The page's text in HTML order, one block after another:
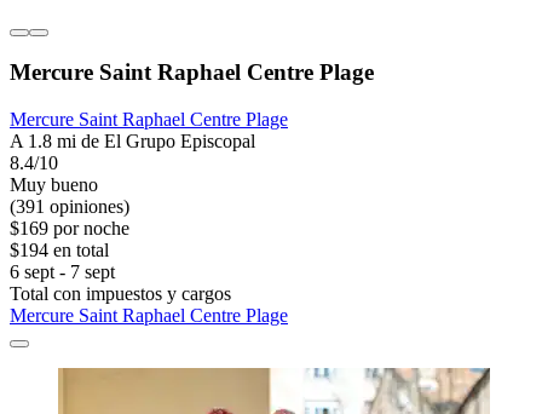
Mercure Saint Raphael Centre Plage
Mercure Saint Raphael Centre Plage
A 1.8 mi de El Grupo Episcopal
8.4/10
Muy bueno
(391 opiniones)
$169 por noche
$194 en total
6 sept - 7 sept
Total con impuestos y cargos
Mercure Saint Raphael Centre Plage